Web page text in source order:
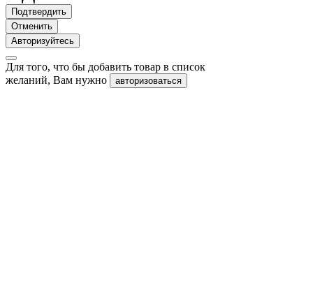
Подтвердить
Отменить
Авторизуйтесь
Для того, что бы добавить товар в список
желаний, Вам нужно
авторизоваться